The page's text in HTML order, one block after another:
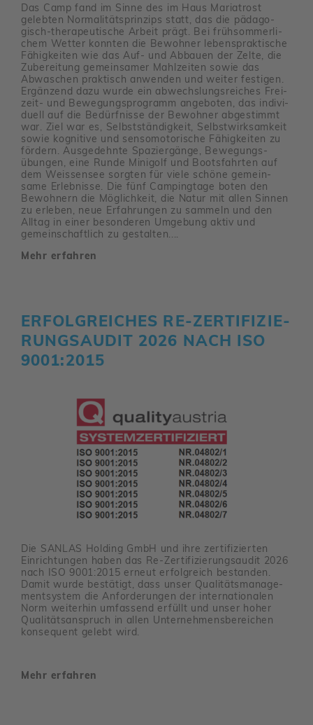
Das Camp fand im Sinne des im Haus Maria­trost
gelebten Norma­li­täts­prin­zips statt, das die pädago­
gisch-thera­peu­ti­sche Arbeit prägt. Bei früh­som­mer­li­
chem Wetter konnten die Bewohner lebens­prak­ti­sche
Fähig­keiten wie das Auf- und Abbauen der Zelte, die
Zube­rei­tung gemein­samer Mahl­zeiten sowie das
Abwa­schen prak­tisch anwenden und weiter festigen.
Ergän­zend dazu wurde ein abwechs­lungs­rei­ches Frei­
zeit- und Bewe­gungs­pro­gramm ange­boten, das indi­vi­
duell auf die Bedürf­nisse der Bewohner abge­stimmt
war. Ziel war es, Selbst­stän­dig­keit, Selbst­wirk­sam­keit
sowie kogni­tive und senso­mo­to­ri­sche Fähig­keiten zu
fördern. Ausge­dehnte Spazier­gänge, Bewe­gungs­
übungen, eine Runde Mini­golf und Boots­fahrten auf
dem Weis­sensee sorgten für viele schöne gemein­
same Erleb­nisse. Die fünf Camping­tage boten den
Bewoh­nern die Möglich­keit, die Natur mit allen Sinnen
zu erleben, neue Erfah­rungen zu sammeln und den
Alltag in einer beson­deren Umge­bung aktiv und
gemein­schaft­lich zu gestalten....
Mehr erfahren
ERFOLG­REI­CHES RE-ZERTI­FI­ZIE­
RUNGS­AUDIT 2026 NACH ISO
9001:2015
Die SANLAS Holding GmbH und ihre zerti­fi­zierten
Einrich­tungen haben das Re-Zerti­fi­zie­rungs­audit 2026
nach ISO 9001:2015 erneut erfolg­reich bestanden.
Damit wurde bestä­tigt, dass unser Quali­täts­ma­nage­
ment­system die Anfor­de­rungen der inter­na­tio­nalen
Norm weiterhin umfas­send erfüllt und unser hoher
Quali­täts­an­spruch in allen Unter­neh­mens­be­rei­chen
konse­quent gelebt wird.
Mehr erfahren